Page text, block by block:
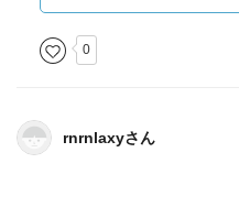
0
rnrnlaxyさん